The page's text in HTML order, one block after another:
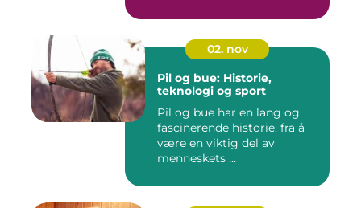
02. nov
Pil og bue: Historie,
teknologi og sport
Pil og bue har en lang og
fascinerende historie, fra å
være en viktig del av
menneskets ...